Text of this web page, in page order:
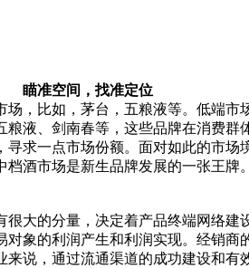
瞄准空间，找准定位
比如，茅台，五粮液等。低端市
液、剑南春等，这些品牌在消费
求一点市场份额。面对如此的市
酒市场是新生品牌发展的一张王牌。
的分量，决定着产品终端网络建
象的利润产生和利润实现。经销
说，通过流通渠道的成功建设和